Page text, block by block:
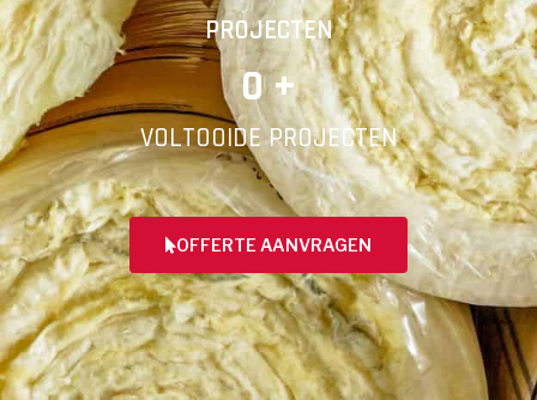
PROJECTEN
0 +
VOLTOOIDE PROJECTEN
OFFERTE AANVRAGEN